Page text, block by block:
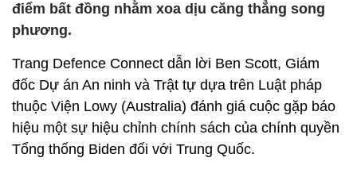
điểm bất đồng nhằm xoa dịu căng thẳng song
phương.
Trang Defence Connect dẫn lời Ben Scott, Giám
đốc Dự án An ninh và Trật tự dựa trên Luật pháp
thuộc Viện Lowy (Australia) đánh giá cuộc gặp báo
hiệu một sự hiệu chỉnh chính sách của chính quyền
Tổng thống Biden đối với Trung Quốc.